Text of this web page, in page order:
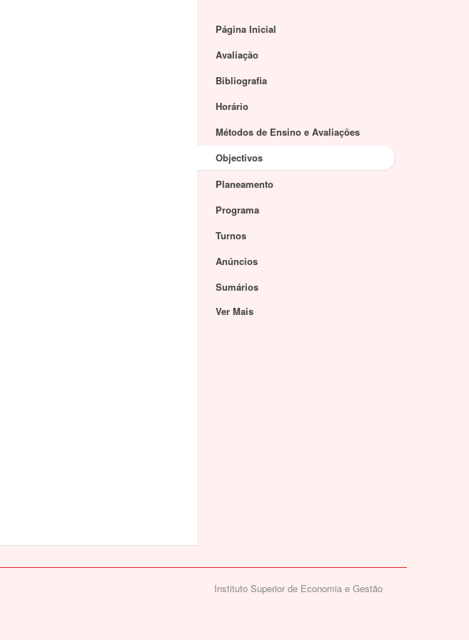
Página Inicial
Avaliação
Bibliografia
Horário
Métodos de Ensino e Avaliações
Objectivos
Planeamento
Programa
Turnos
Anúncios
Sumários
Ver Mais
Instituto Superior de Economia e Gestão